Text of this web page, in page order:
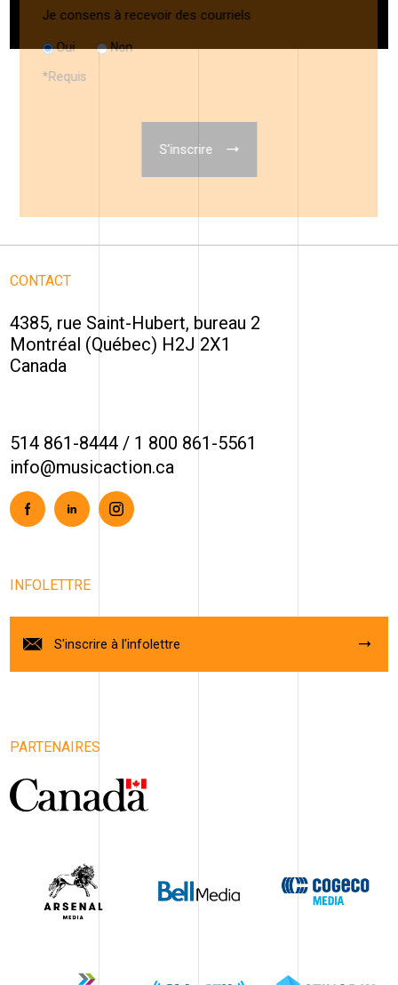
CONTACT
4385, rue Saint-Hubert, bureau 2
Montréal (Québec) H2J 2X1
Canada
514 861-8444 / 1 800 861-5561
info@musicaction.ca
FacebookLinkedinInstagram
INFOLETTRE
S'inscrire à l'infolettre
PARTENAIRES
Je consens à recevoir des courriels
Oui Non
*Requis